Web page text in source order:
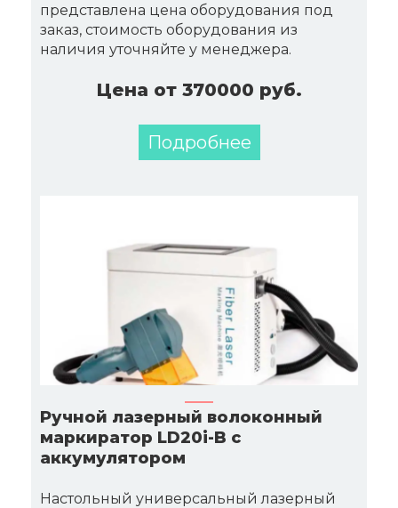
представлена цена оборудования под
заказ, стоимость оборудования из
наличия уточняйте у менеджера.
Цена от 370000 руб.
Подробнее
Ручной лазерный волоконный
маркиратор LD20i-B с
аккумулятором
Настольный универсальный лазерный